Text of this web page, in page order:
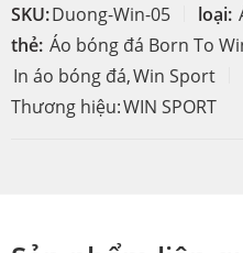
SKU:Duong-Win-05 loại:
thẻ: Áo bóng đá Born To
In áo bóng đá,Win Sport
Thương hiệu:WIN SPORT